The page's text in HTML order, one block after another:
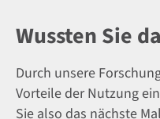
Wussten Sie
Durch unsere
Vorteile der Nutzung
Sie also das nächste